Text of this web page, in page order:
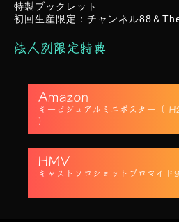
特製ブックレット
初回生産限定：チャンネル88＆
法⼈別限定特典
Amazon
キービジュアルミニポスター（
）
HMV
キャストソロショットブロマイド